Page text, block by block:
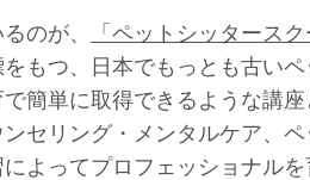
のが、 「ペットシッタースク
もつ、日本でもっとも古い
簡単に取得できるような講
セリング・メンタルケア、
よってプロフェッショナルを